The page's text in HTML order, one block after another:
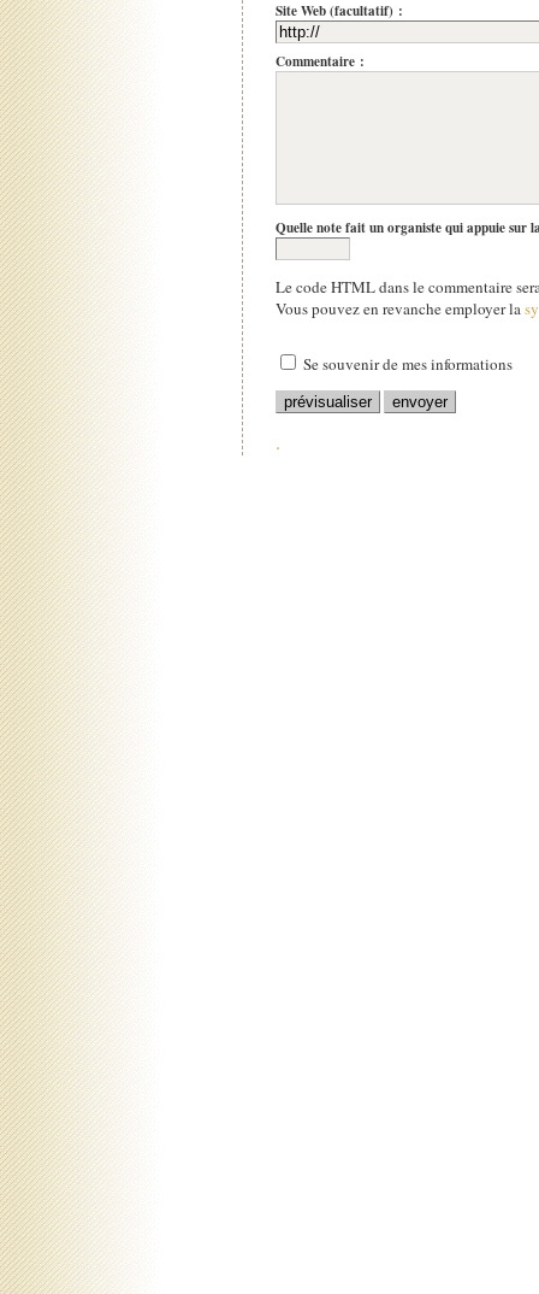
Site Web (facultatif) :
Commentaire :
Quelle note fait un organiste qui appuie sur
Le code HTML dans le commentaire
Vous pouvez en revanche employer la
Se souvenir de mes informations
.